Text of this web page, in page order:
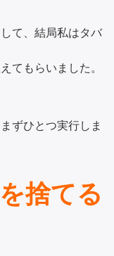
て、結局私はタバ
てもらいました。
ずひとつ実行しま
捨てる